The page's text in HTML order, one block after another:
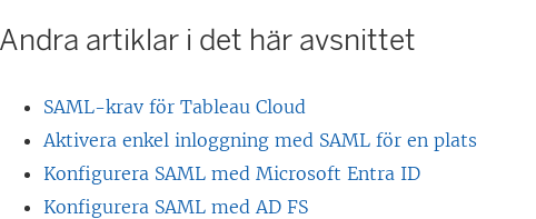
Andra artiklar i det här avsnittet
SAML-krav för Tableau Cloud
Aktivera enkel inloggning med SAML för en plats
Konfigurera SAML med Microsoft Entra ID
Konfigurera SAML med AD FS